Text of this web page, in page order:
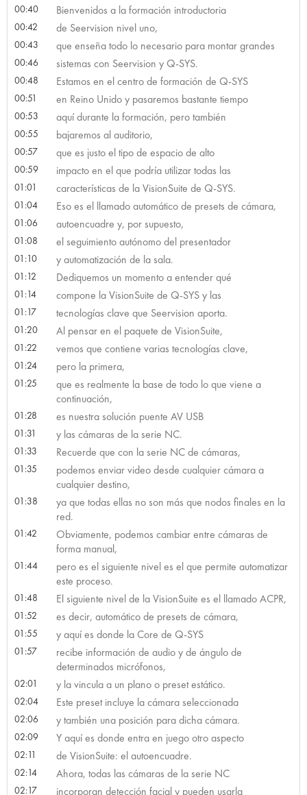
00:40 Bienvenidos a la formación introductoria
00:42 de Seervision nivel uno,
00:43 que enseña todo lo necesario para montar grandes
00:46 sistemas con Seervision y Q-SYS.
00:48 Estamos en el centro de formación de Q-SYS
00:51 en Reino Unido y pasaremos bastante tiempo
00:53 aquí durante la formación, pero también
00:55 bajaremos al auditorio,
00:57 que es justo el tipo de espacio de alto
00:59 impacto en el que podría utilizar todas las
01:01 características de la VisionSuite de Q-SYS.
01:04 Eso es el llamado automático de presets de cámara,
01:06 autoencuadre y, por supuesto,
01:08 el seguimiento autónomo del presentador
01:10 y automatización de la sala.
01:12 Dediquemos un momento a entender qué
01:14 compone la VisionSuite de Q-SYS y las
01:17 tecnologías clave que Seervision aporta.
01:20 Al pensar en el paquete de VisionSuite,
01:22 vemos que contiene varias tecnologías clave,
01:24 pero la primera,
01:25
que es realmente la base de todo lo que viene a
continuación,
01:28 es nuestra solución puente AV USB
01:31 y las cámaras de la serie NC.
01:33 Recuerde que con la serie NC de cámaras,
01:35
podemos enviar video desde cualquier cámara a
cualquier destino,
01:38
ya que todas ellas no son más que nodos finales en la
red.
01:42
Obviamente, podemos cambiar entre cámaras de
forma manual,
01:44
pero es el siguiente nivel es el que permite automatizar
este proceso.
01:48 El siguiente nivel de la VisionSuite es el llamado ACPR,
01:52 es decir, automático de presets de cámara,
01:55 y aquí es donde la Core de Q-SYS
01:57
recibe información de audio y de ángulo de
determinados micrófonos,
02:01 y la vincula a un plano o preset estático.
02:04 Este preset incluye la cámara seleccionada
02:06 y también una posición para dicha cámara.
02:09 Y aquí es donde entra en juego otro aspecto
02:11 de VisionSuite: el autoencuadre.
02:14 Ahora, todas las cámaras de la serie NC
02:17 incorporan detección facial y pueden usarla